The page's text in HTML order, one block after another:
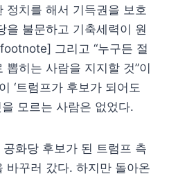
정치를 해서 기득권을 보호
을 불문하고 기축세력이 원
그리고 “누구든 절
히는 사람을 지지할 것”이
‘트럼프가 후보가 되어도
모르는 사람은 없었다.
화당 후보가 된 트럼프 측
바꾸러 갔다. 하지만 돌아온